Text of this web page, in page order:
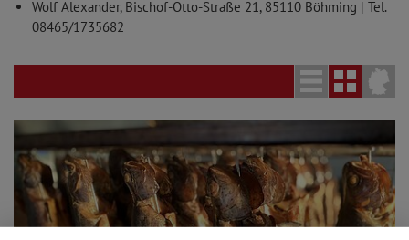
Wolf Alexander, Bischof-Otto-Straße 21, 85110 Böhming | Tel.
08465/1735682